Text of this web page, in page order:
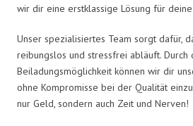
wir dir eine erstklassige Lösung für
Unser spezialisiertes Team sorgt dafür,
reibungslos und stressfrei abläuft. Durch
Beiladungsmöglichkeit können wir dir
ohne Kompromisse bei der Qualität
nur Geld, sondern auch Zeit und Nerven!